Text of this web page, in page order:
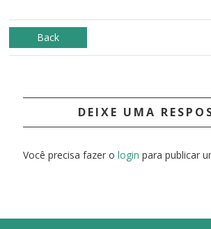
Back
DEIXE UMA
Você precisa fazer o login para publicar